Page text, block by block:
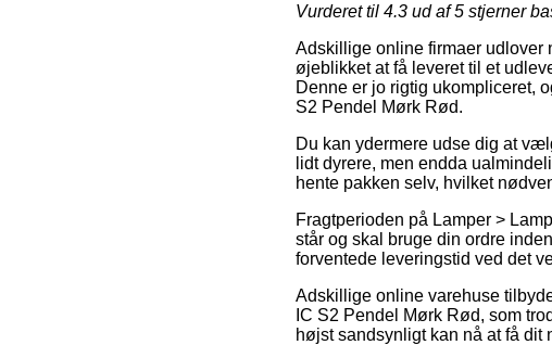
Vurderet til 4.3 ud af 5 stjerner
Adskillige online firmaer udlover
øjeblikket at få leveret til et
Denne er jo rigtig ukompliceret,
S2 Pendel Mørk Rød.
Du kan ydermere udse dig at
lidt dyrere, men endda
hente pakken selv, hvilket
Fragtperioden på Lamper >
står og skal bruge din ordre
forventede leveringstid ved det
Adskillige online varehuse
IC S2 Pendel Mørk Rød, som
højst sandsynligt kan nå at få dit